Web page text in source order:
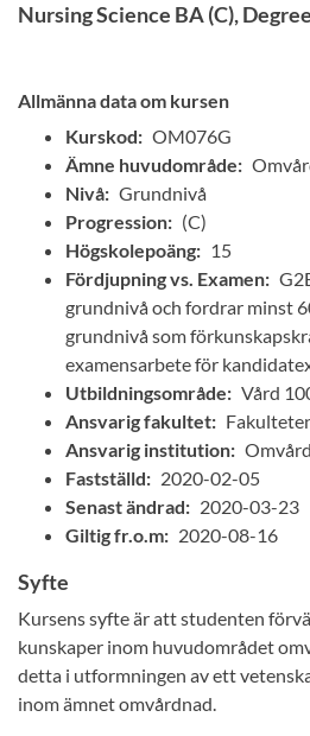
Nursing Science BA (C),
Allmänna data om kursen
Kurskod: OM076G
Ämne huvudområde:
Nivå: Grundnivå
Progression: (C)
Högskolepoäng: 15
Fördjupning vs. Examen:
grundnivå och fordrar minst
grundnivå som
examensarbete för
Utbildningsområde: Vård
Ansvarig fakultet:
Ansvarig institution:
Fastställd: 2020-02-05
Senast ändrad: 2020-03-23
Giltig fr.o.m: 2020-08-16
Syfte
Kursens syfte är att studenten
kunskaper inom huvudområdet
detta i utformningen av ett
inom ämnet omvårdnad.